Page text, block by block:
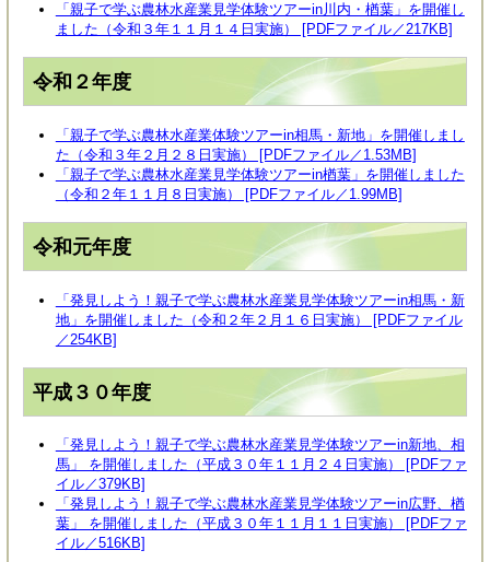
「親子で学ぶ農林水産業見学体験ツアーin川内・楢葉」を開催し
ました（令和３年１１月１４日実施） [PDFファイル／217KB]
令和２年度
「親子で学ぶ農林水産業体験ツアーin相馬・新地」を開催しまし
た（令和３年２月２８日実施） [PDFファイル／1.53MB]
「親子で学ぶ農林水産業見学体験ツアーin楢葉」を開催しました
（令和２年１１月８日実施） [PDFファイル／1.99MB]
令和元年度
「発見しよう！親子で学ぶ農林水産業見学体験ツアーin相馬・新
地」を開催しました（令和２年２月１６日実施） [PDFファイル
／254KB]
平成３０年度
「発見しよう！親子で学ぶ農林水産業見学体験ツアーin新地、相
馬」 を開催しました（平成３０年１１月２４日実施） [PDFファ
イル／379KB]
「発見しよう！親子で学ぶ農林水産業見学体験ツアーin広野、楢
葉」 を開催しました（平成３０年１１月１１日実施） [PDFファ
イル／516KB]